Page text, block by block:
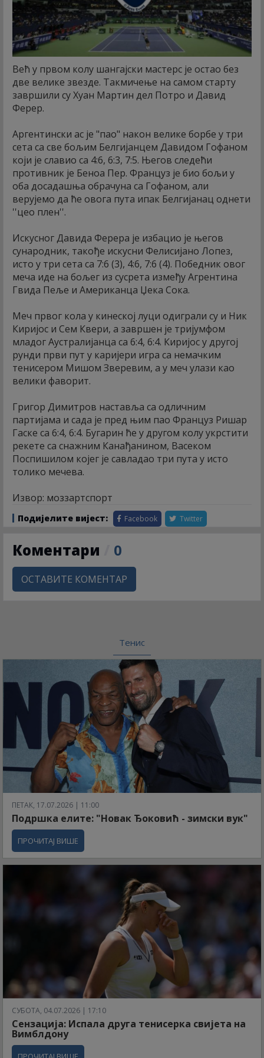
Већ у првом колу шангајски мастерс је остао без
две велике звезде. Такмичење на самом старту
завршили су Хуан Мартин дел Потро и Давид
Ферер.
Аргентински ас је "пао" након велике борбе у три
сета са све бољим Белгијанцем Давидом Гофаном
који је славио са 4:6, 6:3, 7:5. Његов следећи
противник је Беноа Пер. Француз је био бољи у
оба досадашња обрачуна са Гофаном, али
верујемо да ће овога пута ипак Белгијанац однети
''цео плен''.
Искусног Давида Ферера је избацио је његов
сународник, такође искусни Фелисијано Лопез,
исто у три сета са 7:6 (3), 4:6, 7:6 (4). Победник овог
меча иде на бољег из сусрета између Агрентина
Гвида Пеље и Американца Џека Сока.
Меч првог кола у кинеској луци одиграли су и Ник
Киријос и Сем Квери, а завршен је тријумфом
младог Аустралијанца са 6:4, 6:4. Киријос у другој
рунди први пут у каријери игра са немачким
тенисером Мишом Зверевим, а у меч улази као
велики фаворит.
Григор Димитров наставља са одличним
партијама и сада је пред њим пао Француз Ришар
Гаске са 6:4, 6:4. Бугарин ће у другом колу укрстити
рекете са снажним Канађанином, Васеком
Поспишилом којег је савладао три пута у исто
толико мечева.
Извор: моззартспорт
Подијелите вијест: Facebook Twitter
Коментари 0
ОСТАВИТЕ КОМЕНТАР
Тенис
ПЕТАК, 17.07.2026 | 11:00
Подршка елите: "Новак Ђоковић - зимски вук"
ПРОЧИТАЈ ВИШЕ
СУБОТА, 04.07.2026 | 17:10
Сензација: Испала друга тенисерка свијета на
Вимблдону